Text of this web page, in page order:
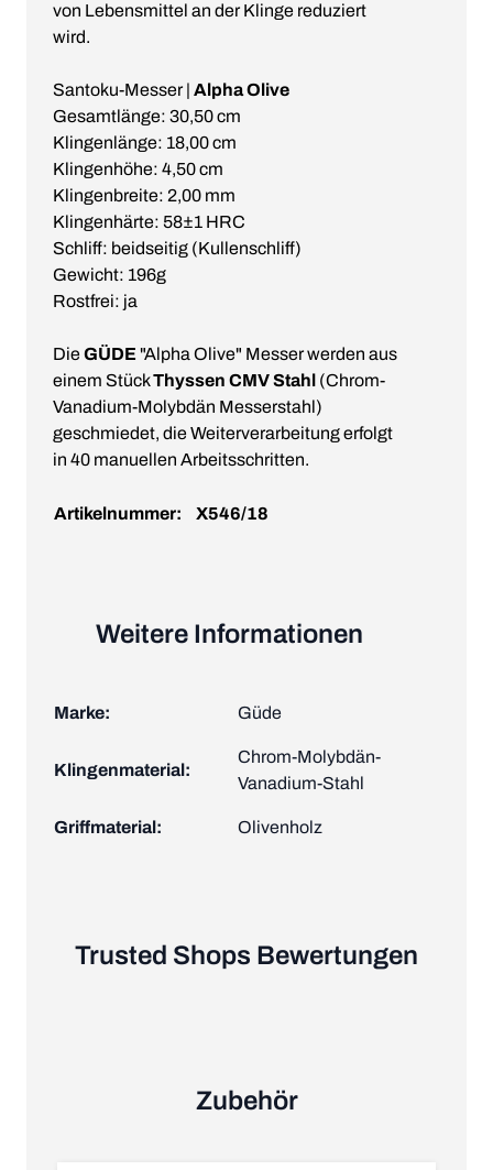
von Lebensmittel an der Klinge reduziert
wird.
Santoku-Messer | Alpha Olive
Gesamtlänge: 30,50 cm
Klingenlänge: 18,00 cm
Klingenhöhe: 4,50 cm
Klingenbreite: 2,00 mm
Klingenhärte: 58±1 HRC
Schliff: beidseitig (Kullenschliff)
Gewicht: 196g
Rostfrei: ja
DieGÜDE "Alpha Olive" Messer werden aus
einem StückThyssen CMV Stahl (Chrom-
Vanadium-Molybdän Messerstahl)
geschmiedet, die Weiterverarbeitung erfolgt
in 40 manuellen Arbeitsschritten.
Artikelnummer: X546/18
Weitere Informationen
Marke: Güde
Klingenmaterial:
Chrom-Molybdän-
Vanadium-Stahl
Griffmaterial: Olivenholz
Trusted Shops Bewertungen
Zubehör